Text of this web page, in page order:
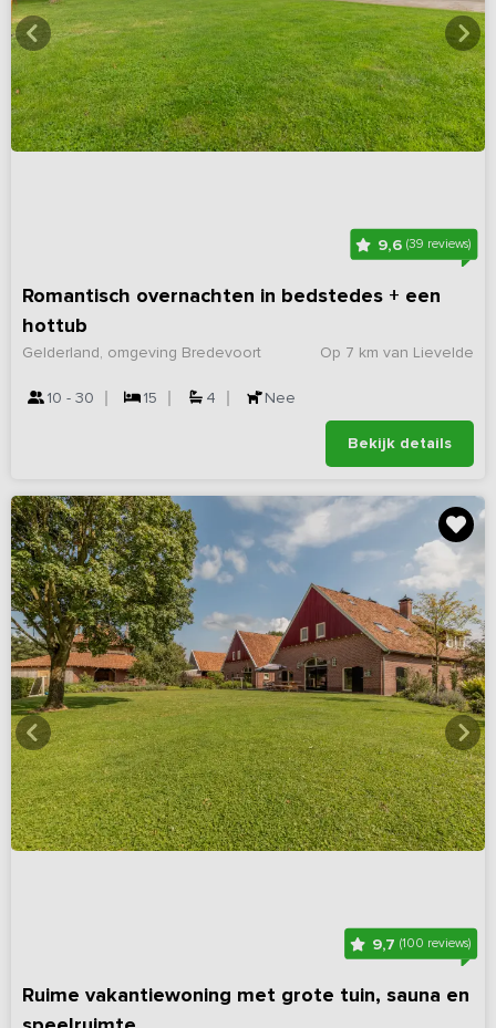
9,6 (39 reviews)
Romantisch overnachten in bedstedes + een
hottub
Op 7 km van Lievelde
Gelderland, omgeving Bredevoort
10 - 30 15 4 Nee
Bekijk details
9,7 (100 reviews)
Ruime vakantiewoning met grote tuin, sauna en